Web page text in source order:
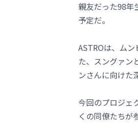
親友だった98年
予定だ。
ASTROは、ム
た、スングァン
ンさんに向けた
今回のプロジェ
くの同僚たちが